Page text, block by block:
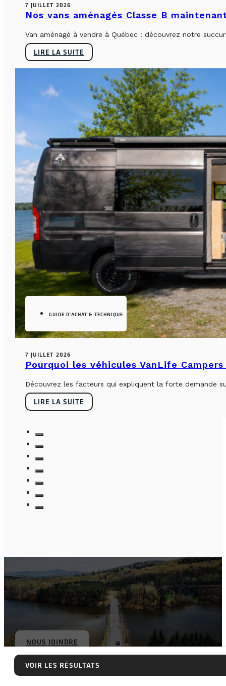
7 JUILLET 2026
Nos vans aménagés Classe B
Van aménagé à vendre à Québec : découvrez notre
LIRE LA SUITE
GUIDE D'ACHAT & TECHNIQUE
7 JUILLET 2026
Pourquoi les véhicules VanLife
Découvrez les facteurs qui expliquent la forte demande
LIRE LA SUITE
NOUS JOINDRE
VOIR LES RÉSULTATS
VOIR LES RÉSULTATS